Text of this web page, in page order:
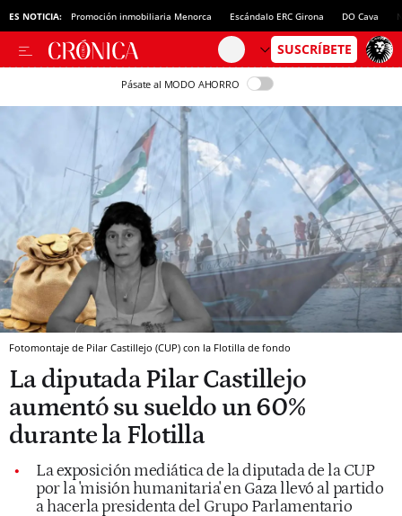
ES NOTICIA: Promoción inmobiliaria Menorca Escándalo ERC Girona DO Cava
Pásate al MODO AHORRO
Fotomontaje de Pilar Castillejo (CUP) con la Flotilla de fondo
La diputada Pilar Castillejo
aumentó su sueldo un 60%
durante la Flotilla
La exposición mediática de la diputada de la CUP
por la 'misión humanitaria' en Gaza llevó al partido
a hacerla presidenta del Grupo Parlamentario